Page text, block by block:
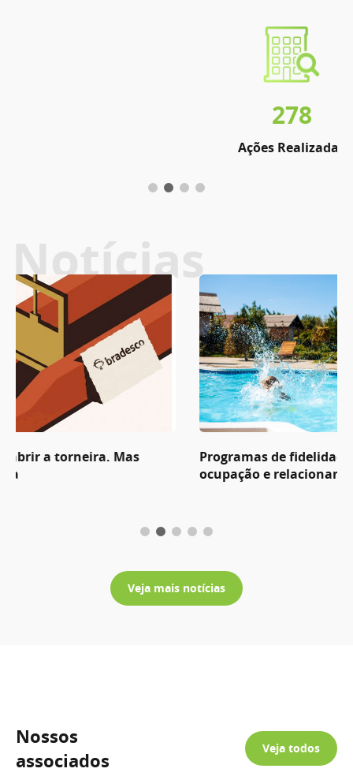
Notícias
Programas de fidelidade fortalecem receita,
ocupação e relacionamento em parques e hotéis
Veja mais notícias
Nossos
associados
Veja todos